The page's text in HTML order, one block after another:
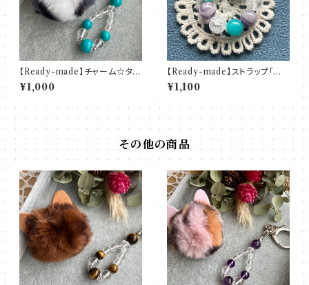
【Ready-made】チャーム☆ター
コイズ（染）
¥1,000
【Ready-made】ストラップ「紫
陽花・雨」
¥1,100
その他の商品